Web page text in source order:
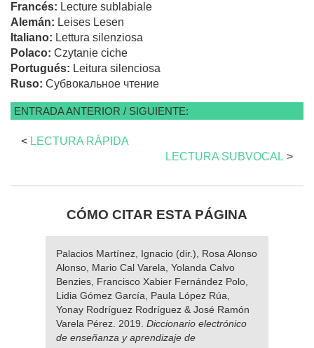
Francés: Lecture sublabiale
Alemán: Leises Lesen
Italiano: Lettura silenziosa
Polaco: Czytanie ciche
Portugués: Leitura silenciosa
Ruso: Субвокальное чтение
ENTRADA ANTERIOR / SIGUIENTE:
< LECTURA RÁPIDA
LECTURA SUBVOCAL >
CÓMO CITAR ESTA PÁGINA
Palacios Martínez, Ignacio (dir.), Rosa Alonso
Alonso, Mario Cal Varela, Yolanda Calvo
Benzies, Francisco Xabier Fernández Polo,
Lidia Gómez García, Paula López Rúa,
Yonay Rodríguez Rodríguez & José Ramón
Varela Pérez. 2019. Diccionario electrónico
de enseñanza y aprendizaje de